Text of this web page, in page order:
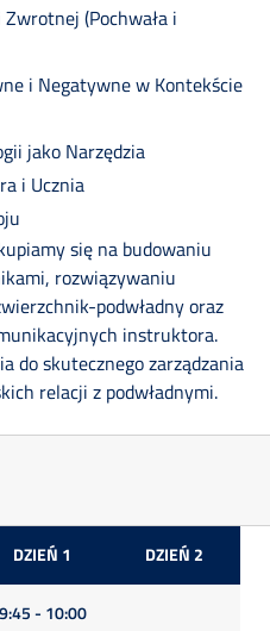
(Pochwała i
i Negatywne w Kontekście
jako Narzędzia
i Ucznia
się na budowaniu
rozwiązywaniu
podwładny oraz
instruktora.
do skutecznego zarządzania
relacji z podwładnymi.
DZIEŃ 1 DZIEŃ 2
9:45 - 10:00